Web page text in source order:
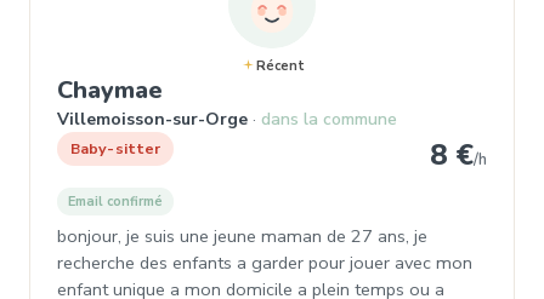
Récent
Chaymae
Villemoisson-sur-Orge dans la commune
Baby-sitter 8 €/h
Email confirmé
bonjour, je suis une jeune maman de 27 ans, je
recherche des enfants a garder pour jouer avec mon
enfant unique a mon domicile a plein temps ou a